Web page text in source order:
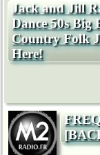
Jack and Jill
Dance 50s Big
Country Folk
Here!